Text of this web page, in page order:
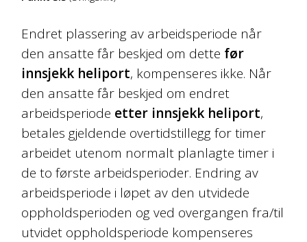
Endret plassering av arbeidsperiode når
den ansatte får beskjed om dette før
innsjekk heliport, kompenseres ikke. Når
den ansatte får beskjed om endret
arbeidsperiode etter innsjekk heliport,
betales gjeldende overtidstillegg for timer
arbeidet utenom normalt planlagte timer i
de to første arbeidsperioder. Endring av
arbeidsperiode i løpet av den utvidede
oppholdsperioden og ved overgangen fra/til
utvidet oppholdsperiode kompenseres